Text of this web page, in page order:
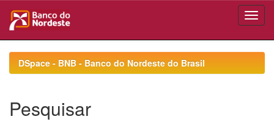
navigationDSpace - BNB - Banco do Nordeste do Brasil
Pesquisar